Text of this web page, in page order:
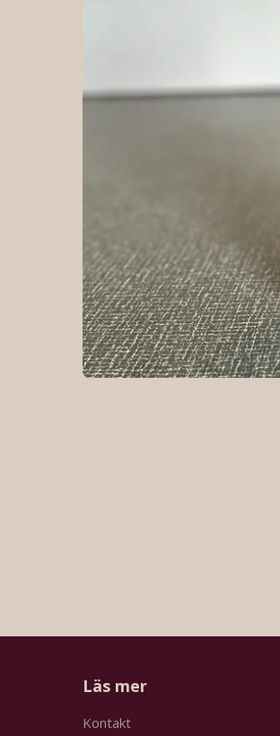
Läs mer
Kontakt